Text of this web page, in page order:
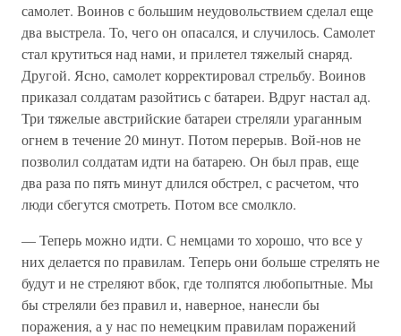
самолет. Воинов с большим неудовольствием сделал еще
два выстрела. То, чего он опасался, и случилось. Самолет
стал крутиться над нами, и прилетел тяжелый снаряд.
Другой. Ясно, самолет корректировал стрельбу. Воинов
приказал солдатам разойтись с батареи. Вдруг настал ад.
Три тяжелые австрийские батареи стреляли ураганным
огнем в течение 20 минут. Потом перерыв. Вой-нов не
позволил солдатам идти на батарею. Он был прав, еще
два раза по пять минут длился обстрел, с расчетом, что
люди сбегутся смотреть. Потом все смолкло.
— Теперь можно идти. С немцами то хорошо, что все у
них делается по правилам. Теперь они больше стрелять не
будут и не стреляют вбок, где толпятся любопытные. Мы
бы стреляли без правил и, наверное, нанесли бы
поражения, а у нас по немецким правилам поражений